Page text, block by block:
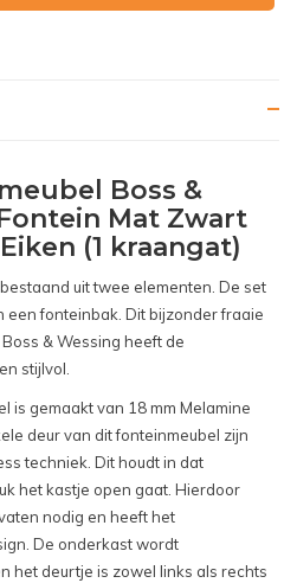
Boss &
Mat Zwart
(1 kraangat)
uit twee elementen. De set
een fonteinbak. Dit bijzonder fraaie
& Wessing heeft de
stijlvol.
is gemaakt van 18 mm Melamine
deur van dit fonteinmeubel zijn
techniek. Dit houdt in dat
het kastje open gaat. Hierdoor
nodig en heeft het
De onderkast wordt
het deurtje is zowel links als rechts